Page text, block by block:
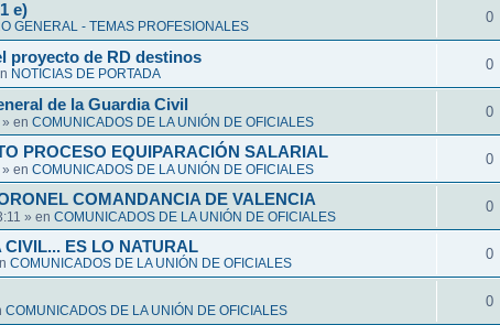
e)
GENERAL - TEMAS PROFESIONALES
0
proyecto de RD destinos
NOTICIAS DE PORTADA
0
de la Guardia Civil
» en COMUNICADOS DE LA UNIÓN DE OFICIALES
0
PROCESO EQUIPARACIÓN SALARIAL
» en COMUNICADOS DE LA UNIÓN DE OFICIALES
0
COMANDANCIA DE VALENCIA
» en COMUNICADOS DE LA UNIÓN DE OFICIALES
0
ES LO NATURAL
COMUNICADOS DE LA UNIÓN DE OFICIALES
0
COMUNICADOS DE LA UNIÓN DE OFICIALES
0